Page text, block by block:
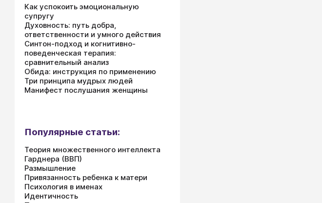
Как успокоить эмоциональную
супругу
Духовность: путь добра,
ответственности и умного действия
Синтон-подход и когнитивно-
поведенческая терапия:
сравнительный анализ
Обида: инструкция по применению
Три принципа мудрых людей
Манифест послушания женщины
Популярные статьи:
Теория множественного интеллекта
Гарднера (ВВП)
Размышление
Привязанность ребенка к матери
Психология в именах
Идентичность